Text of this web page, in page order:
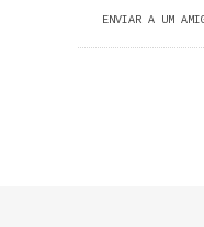
ENVIAR A UM